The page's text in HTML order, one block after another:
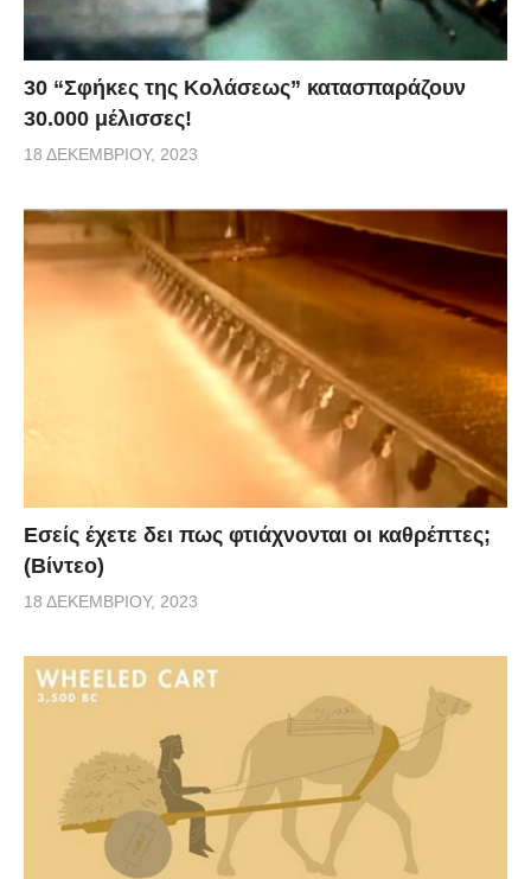
30 “Σφήκες της Κολάσεως” κατασπαράζουν
30.000 μέλισσες!
18 ΔΕΚΕΜΒΡΊΟΥ, 2023
Εσείς έχετε δει πως φτιάχνονται οι καθρέπτες;
(Βίντεο)
18 ΔΕΚΕΜΒΡΊΟΥ, 2023